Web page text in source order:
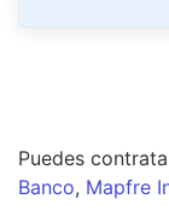
Puedes
Banco, Mapfre